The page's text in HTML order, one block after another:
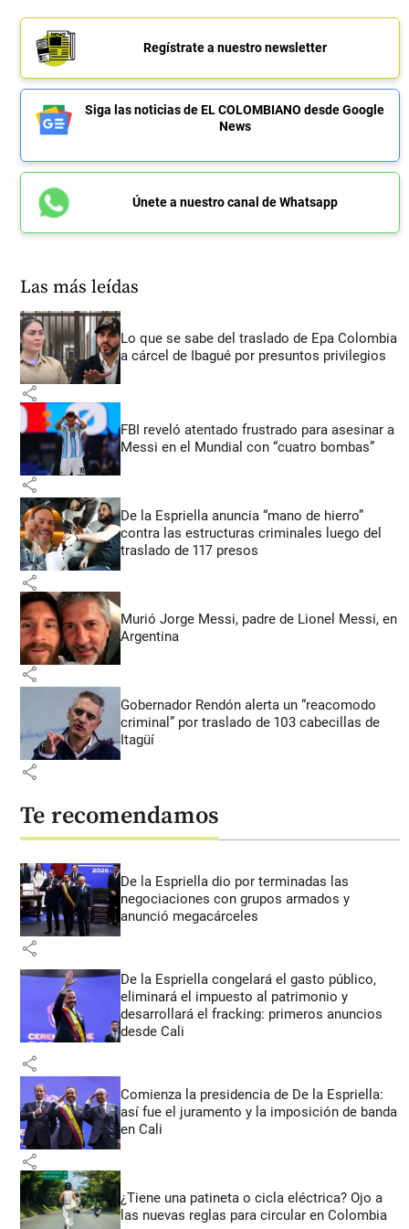
Regístrate a nuestro newsletter
Siga las noticias de EL COLOMBIANO desde Google
News
Únete a nuestro canal de Whatsapp
Las más leídas
Lo que se sabe del traslado de Epa Colombia
a cárcel de Ibagué por presuntos privilegios
share
FBI reveló atentado frustrado para asesinar a
Messi en el Mundial con “cuatro bombas”
share
De la Espriella anuncia “mano de hierro”
contra las estructuras criminales luego del
traslado de 117 presos
share
Murió Jorge Messi, padre de Lionel Messi, en
Argentina
share
Gobernador Rendón alerta un “reacomodo
criminal” por traslado de 103 cabecillas de
Itagüí
share
Te recomendamos
De la Espriella dio por terminadas las
negociaciones con grupos armados y
anunció megacárceles
share
De la Espriella congelará el gasto público,
eliminará el impuesto al patrimonio y
desarrollará el fracking: primeros anuncios
desde Cali
share
Comienza la presidencia de De la Espriella:
así fue el juramento y la imposición de banda
en Cali
share
¿Tiene una patineta o cicla eléctrica? Ojo a
las nuevas reglas para circular en Colombia